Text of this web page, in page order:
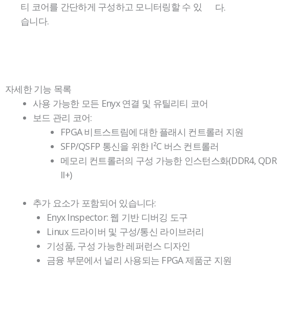
티 코어를 간단하게 구성하고 모니터링할 수 있
습니다.
다.
자세한 기능 목록
사용 가능한 모든 Enyx 연결 및 유틸리티 코어
보드 관리 코어:
FPGA 비트스트림에 대한 플래시 컨트롤러 지원
SFP/QSFP 통신을 위한 I²C 버스 컨트롤러
메모리 컨트롤러의 구성 가능한 인스턴스화(DDR4, QDR
II+)
추가 요소가 포함되어 있습니다:
Enyx Inspector: 웹 기반 디버깅 도구
Linux 드라이버 및 구성/통신 라이브러리
기성품, 구성 가능한 레퍼런스 디자인
금융 부문에서 널리 사용되는 FPGA 제품군 지원